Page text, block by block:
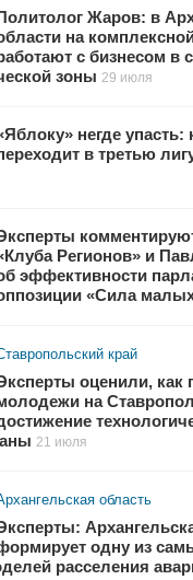
Жаров: в
на
с бизнесом в
зоны 29 июля
негде упасть:
в третью
Регионов» и
эффективности
«Сила
край
оценили, как
на
21 июля
область
одну из
расселения